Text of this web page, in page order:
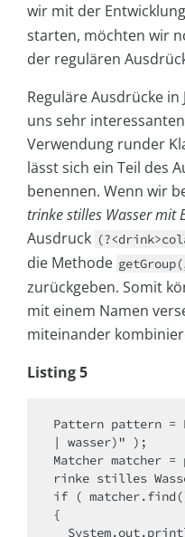
wir mit der
starten, möchten wir
der regulären
Reguläre Ausdrücke
uns sehr
Verwendung runder
lässt sich ein Teil des
benennen. Wenn wir
trinke stilles Wasser mit
Ausdruck
die Methode
zurückgeben. Somit
mit einem Namen
miteinander
Listing 5
Pattern pattern =
| wasser)" );
Matcher matcher
rinke stilles
if (
{